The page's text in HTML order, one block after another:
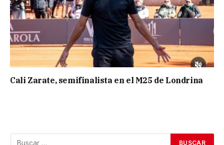
Cali Zarate, semifinalista en el M25 de Londrina